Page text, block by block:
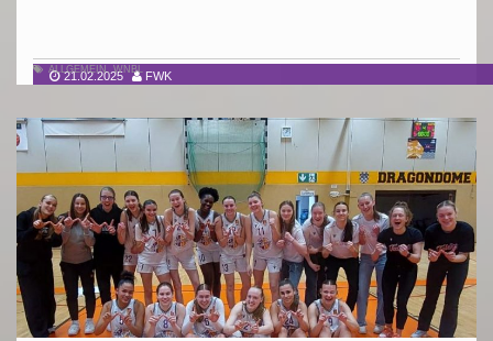
21.02.2025 FWK
ALLGEMEIN,WNBL